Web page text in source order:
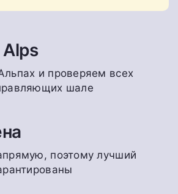
и проверяем всех
шале
поэтому лучший